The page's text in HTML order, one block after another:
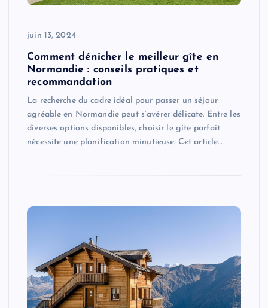
juin 13, 2024
Comment dénicher le meilleur gîte en
Normandie : conseils pratiques et
recommandation
La recherche du cadre idéal pour passer un séjour
agréable en Normandie peut s’avérer délicate. Entre les
diverses options disponibles, choisir le gîte parfait
nécessite une planification minutieuse. Cet article…